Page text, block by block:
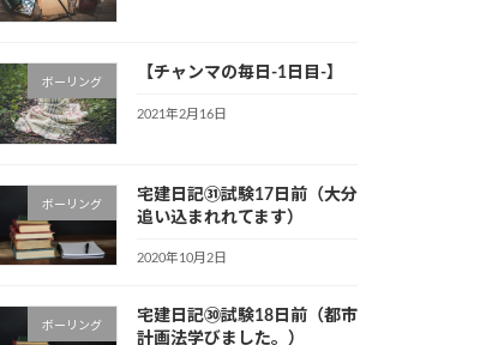
ボーリング
【チャンマの毎日-1日目-】
2021年2月16日
ボーリング
宅建日記㉛試験17日前（大分
追い込まれれてます）
2020年10月2日
ボーリング
宅建日記㉚試験18日前（都市
計画法学びました。）